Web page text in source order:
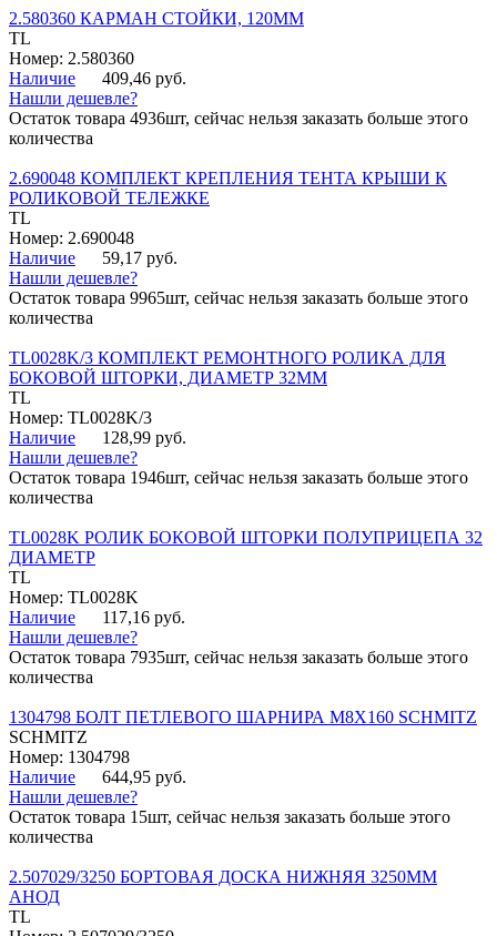
2.580360 КАРМАН СТОЙКИ, 120ММ
TL
Номер: 2.580360
Наличие
409,46 руб.
Нашли дешевле?
Остаток товара 4936шт, сейчас нельзя заказать больше этого
количества
2.690048 КОМПЛЕКТ КРЕПЛЕНИЯ ТЕНТА КРЫШИ К
РОЛИКОВОЙ ТЕЛЕЖКЕ
TL
Номер: 2.690048
Наличие
59,17 руб.
Нашли дешевле?
Остаток товара 9965шт, сейчас нельзя заказать больше этого
количества
TL0028K/3 КОМПЛЕКТ РЕМОНТНОГО РОЛИКА ДЛЯ
БОКОВОЙ ШТОРКИ, ДИАМЕТР 32ММ
TL
Номер: TL0028K/3
Наличие
128,99 руб.
Нашли дешевле?
Остаток товара 1946шт, сейчас нельзя заказать больше этого
количества
TL0028K РОЛИК БОКОВОЙ ШТОРКИ ПОЛУПРИЦЕПА 32
ДИАМЕТР
TL
Номер: TL0028K
Наличие
117,16 руб.
Нашли дешевле?
Остаток товара 7935шт, сейчас нельзя заказать больше этого
количества
1304798 БОЛТ ПЕТЛЕВОГО ШАРНИРА М8Х160 SCHMITZ
SCHMITZ
Номер: 1304798
Наличие
644,95 руб.
Нашли дешевле?
Остаток товара 15шт, сейчас нельзя заказать больше этого
количества
2.507029/3250 БОРТОВАЯ ДОСКА НИЖНЯЯ 3250ММ
АНОД
TL